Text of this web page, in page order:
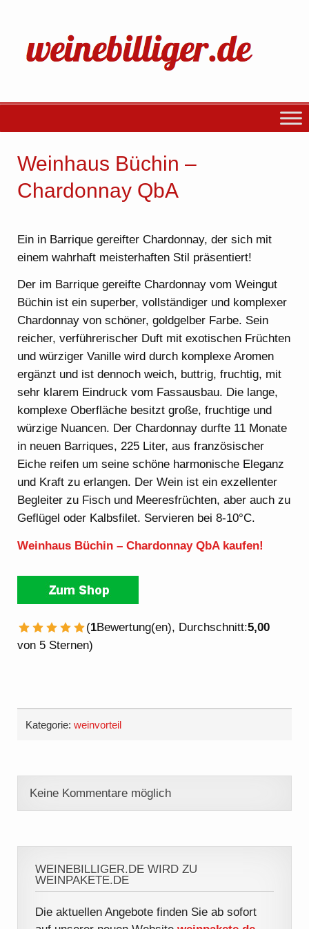
Weinhaus Büchin –
Chardonnay QbA
Ein in Barrique gereifter Chardonnay, der sich mit
einem wahrhaft meisterhaften Stil präsentiert!
Der im Barrique gereifte Chardonnay vom Weingut
Büchin ist ein superber, vollständiger und komplexer
Chardonnay von schöner, goldgelber Farbe. Sein
reicher, verführerischer Duft mit exotischen Früchten
und würziger Vanille wird durch komplexe Aromen
ergänzt und ist dennoch weich, buttrig, fruchtig, mit
sehr klarem Eindruck vom Fassausbau. Die lange,
komplexe Oberfläche besitzt große, fruchtige und
würzige Nuancen. Der Chardonnay durfte 11 Monate
in neuen Barriques, 225 Liter, aus französischer
Eiche reifen um seine schöne harmonische Eleganz
und Kraft zu erlangen. Der Wein ist ein exzellenter
Begleiter zu Fisch und Meeresfrüchten, aber auch zu
Geflügel oder Kalbsfilet. Servieren bei 8-10°C.
Weinhaus Büchin – Chardonnay QbA kaufen!
5 Sterne
4 Sterne
3 Sterne
2 Sterne
1 Stern
(1Bewertung(en), Durchschnitt:5,00
von 5 Sternen)
Kategorie:weinvorteil
Keine Kommentare möglich
WEINEBILLIGER.DE WIRD ZU
WEINPAKETE.DE
Die aktuellen Angebote finden Sie ab sofort